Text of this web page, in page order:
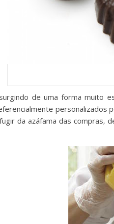
de uma forma muito
personalizados
da azáfama das compras,